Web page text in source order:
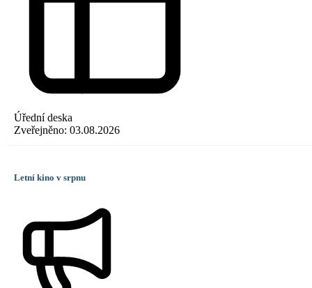
Úřední deska
Zveřejněno: 03.08.2026
Letní kino v srpnu